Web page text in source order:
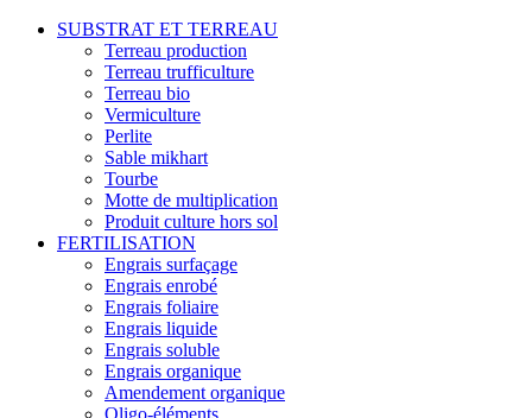
SUBSTRAT ET TERREAU
Terreau production
Terreau trufficulture
Terreau bio
Vermiculture
Perlite
Sable mikhart
Tourbe
Motte de multiplication
Produit culture hors sol
FERTILISATION
Engrais surfaçage
Engrais enrobé
Engrais foliaire
Engrais liquide
Engrais soluble
Engrais organique
Amendement organique
Oligo-éléments